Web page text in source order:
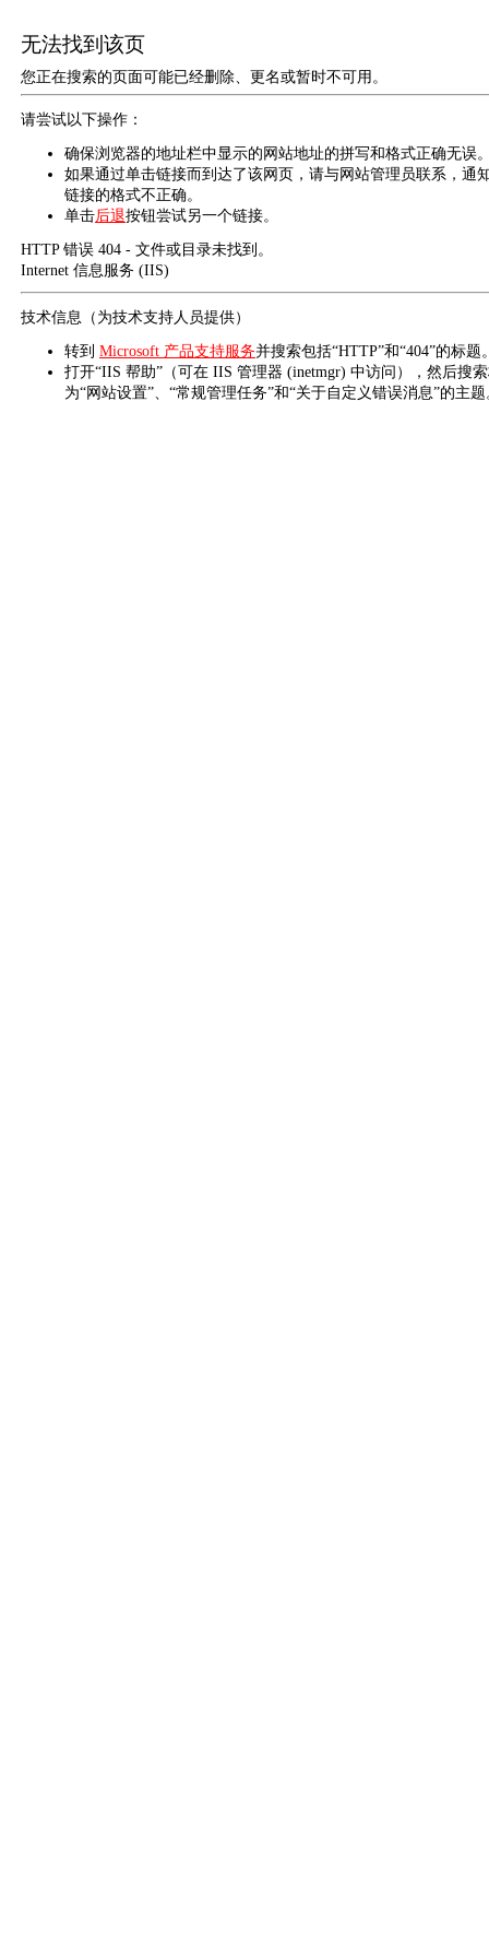
无法找到该页
您正在搜索的页面可能已经删除、更名或暂时不可用。
请尝试以下操作：
确保浏览器的地址栏中显示的网站地址的拼写和格式正确无误
如果通过单击链接而到达了该网页，请与网站管理员联系，通
链接的格式不正确。
单击后退按钮尝试另一个链接。
HTTP 错误 404 - 文件或目录未找到。
Internet 信息服务 (IIS)
技术信息（为技术支持人员提供）
转到 Microsoft 产品支持服务并搜索包括“HTTP”和“404”的标题
打开“IIS 帮助”（可在 IIS 管理器 (inetmgr) 中访问），然后搜
为“网站设置”、“常规管理任务”和“关于自定义错误消息”的主题